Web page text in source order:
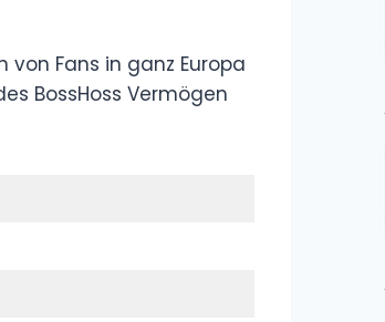
von Fans in ganz Europa
BossHoss Vermögen